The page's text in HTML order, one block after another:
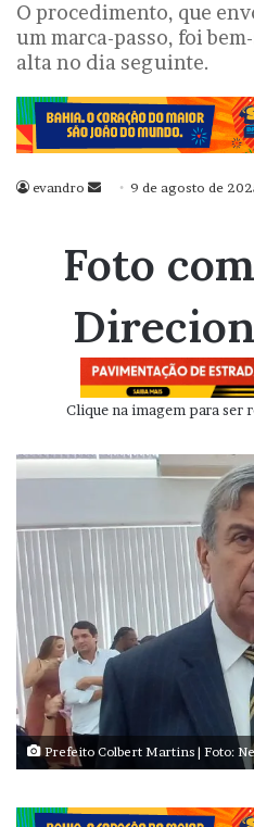
O procedimento, que
um marca-passo, foi
alta no dia seguinte.
evandro
Mande
mail
9 de agosto de
Foto
Clique na imagem para ser
Prefeito Colbert Martins | Foto: